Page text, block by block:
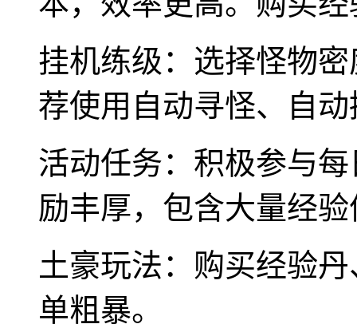
挂机练级：选择怪物
荐使用自动寻怪、自
活动任务：积极参与
励丰厚，包含大量经验
土豪玩法：购买经验
单粗暴。